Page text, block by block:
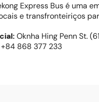
Express Bus é uma
e transfronteiriços
:Oknha Hing Penn St.
+84 868 377 233